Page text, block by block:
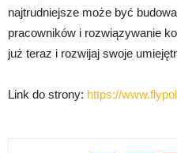
najtrudniejsze może być
pracowników i rozwiązywanie
już teraz i rozwijaj swoje
Link do strony: https://